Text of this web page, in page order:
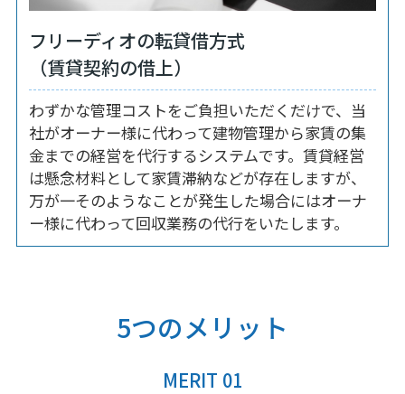
フリーディオの転貸借方式
（賃貸契約の借上）
わずかな管理コストをご負担いただくだけで、当
社がオーナー様に代わって建物管理から家賃の集
金までの経営を代行するシステムです。賃貸経営
は懸念材料として家賃滞納などが存在しますが、
万が一そのようなことが発生した場合にはオーナ
ー様に代わって回収業務の代行をいたします。
5つのメリット
MERIT 01